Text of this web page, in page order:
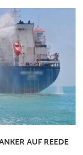
AUF REEDE